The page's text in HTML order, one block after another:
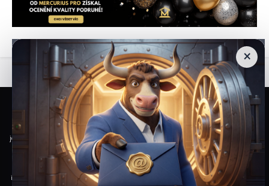
×
Veškeré informace a materiály zveřejněné na internetových stránkách
Burzovního Světa vycházejí z veřejně dostupných a důvěryhodných zdrojů. Při
jejich zpracování je postupováno s odbornou péčí a cílem poskytovat čtenářům
objektivní, aktuální a srozumitelné informace. Obsah internetových stránek
slouží výhradně k informačním a vzdělávacím účelům. Nepředstavuje
individuální investiční doporučení, investiční poradenství ani nabídku či výzvu